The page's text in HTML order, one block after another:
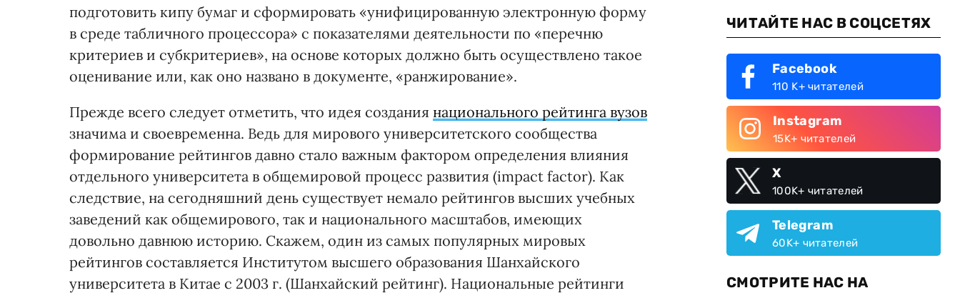
подготовить кипу бумаг и сформировать «унифицированную электронную форму
в среде табличного процессора» с показателями деятельности по «перечню
критериев и субкритериев», на основе которых должно быть осуществлено такое
оценивание или, как оно названо в документе, «ранжирование».
Прежде всего следует отметить, что идея создания национального рейтинга вузов
значима и своевременна. Ведь для мирового университетского сообщества
формирование рейтингов давно стало важным фактором определения влияния
отдельного университета в общемировой процесс развития (impact factor). Как
следствие, на сегодняшний день существует немало рейтингов высших учебных
заведений как общемирового, так и национального масштабов, имеющих
довольно давнюю историю. Скажем, один из самых популярных мировых
рейтингов составляется Институтом высшего образования Шанхайского
университета в Китае с 2003 г. (Шанхайский рейтинг). Национальные рейтинги
ЧИТАЙТЕ НАС В СОЦСЕТЯХ
Facebook
110 K+ читателей
Instagram
15K+ читателей
X
100K+ читателей
Telegram
60K+ читателей
СМОТРИТЕ НАС НА